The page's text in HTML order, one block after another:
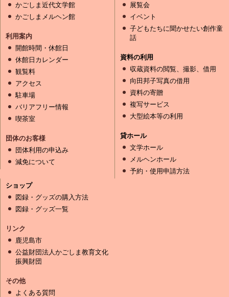
かごしま近代文学館
かごしまメルヘン館
利用案内
開館時間・休館日
休館日カレンダー
観覧料
アクセス
駐車場
バリアフリー情報
喫茶室
団体のお客様
団体利用の申込み
減免について
展覧会
イベント
子どもたちに聞かせたい創作童
話
資料の利用
収蔵資料の閲覧、撮影、借用
向田邦子写真の借用
資料の寄贈
複写サービス
大型絵本等の利用
貸ホール
文学ホール
メルヘンホール
予約・使用申請方法
ショップ
図録・グッズの購入方法
図録・グッズ一覧
リンク
鹿児島市
公益財団法人かごしま教育文化
振興財団
その他
よくある質問